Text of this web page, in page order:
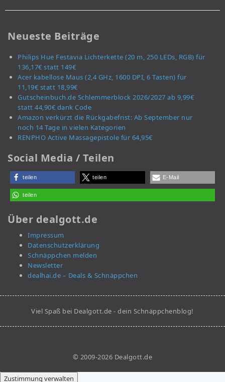
Neueste Beiträge
Philips Hue Festavia Lichterkette (20 m, 250 LEDs, RGB) für
136,17€ statt 149€
Acer kabellose Maus (2,4 GHz, 1600 DPI, 6 Tasten) für
11,19€ statt 18,99€
Gutscheinbuch.de Schlemmerblock 2026/2027 ab 9,99€
statt 44,90€ dank Code
Amazon verkürzt die Rückgabefrist: Ab September nur
noch 14 Tage in vielen Kategorien
RENPHO Active Massagepistole für 64,95€
Social Media / Teilen
teilen teilen E-Mail
teilen
Über dealgott.de
Impressum
Datenschutzerklärung
Schnäppchen melden
Newsletter
dealhai.de – Deals & Schnäppchen
Viel Spaß bei Dealgott.de - dein Schnäppchenblog!
© 2009-2026 Dealgott.de
Zustimmung verwalten